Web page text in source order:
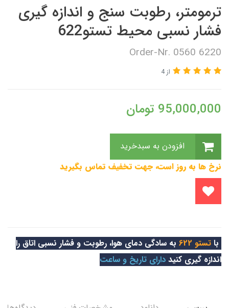
ترمومتر، رطوبت سنج و اندازه گیری
فشار نسبی محیط تستو622
Order-Nr. 0560 6220
از 4
95,000,000 تومان
نرخ ها به روز است، جهت تخفیف تماس بگیرید
با تستو 622
به سادگی دمای هوا، رطوبت و فشار نسبی اتاق را
اندازه گیری کنید دارای تاریخ و ساعت